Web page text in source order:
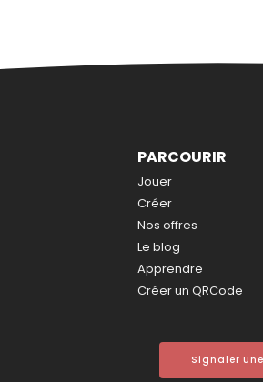
PARCOURIR
Jouer
Créer
Nos offres
Le blog
Apprendre
Créer un QRCode
Signaler